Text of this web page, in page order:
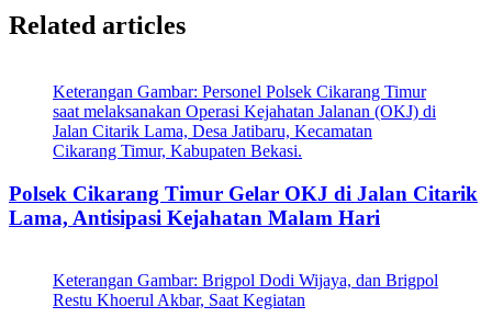
Related articles
Keterangan Gambar: Personel Polsek Cikarang Timur
saat melaksanakan Operasi Kejahatan Jalanan (OKJ) di
Jalan Citarik Lama, Desa Jatibaru, Kecamatan
Cikarang Timur, Kabupaten Bekasi.
Polsek Cikarang Timur Gelar OKJ di Jalan Citarik
Lama, Antisipasi Kejahatan Malam Hari
Keterangan Gambar: Brigpol Dodi Wijaya, dan Brigpol
Restu Khoerul Akbar, Saat Kegiatan